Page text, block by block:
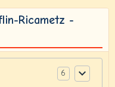
Ricametz -
6